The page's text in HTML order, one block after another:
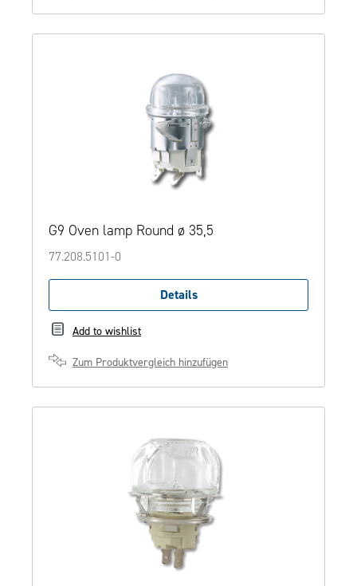
G9 Oven lamp Round ø 35,5
77.208.5101-0
Details
Add to wishlist
Zum Produktvergleich hinzufügen